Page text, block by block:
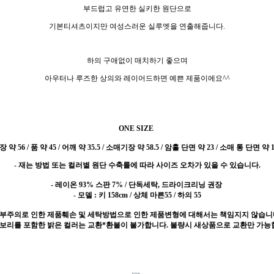
부드럽고 유연한 실키한 원단으로
기본티셔츠이지만 여성스러운 실루엣을 연출해줍니다.
하의 구애없이 매치하기 좋으며
아우터나 루즈한 상의와 레이어드하면 예쁜 제품이에요^^
ONE SIZE
약 56 / 품 약 45 / 어깨 약 35.5 / 소매기장 약 58.5 / 암홀 단면 약 23 / 소매 통 단면 약
- 재는 방법 또는 컬러별 원단 수축률에 따라 사이즈 오차가 있을 수 있습니다.
- 레이온 93% 스판 7% / 단독세탁, 드라이크리닝 권장
- 모델 : 키 158cm / 상체 마른55 / 하의 55
주의로 인한 제품훼손 및 세탁방법으로 인한 제품변형에 대해서는 책임지지 않습니
리를 포함한 밝은 컬러는 교환*환불이 불가합니다. 불량시 새상품으로 교환만 가능